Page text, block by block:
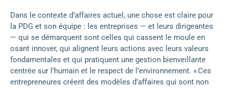
Dans le contexte d’affaires actuel, une chose est claire pour
la PDG et son équipe : les entreprises — et leurs dirigeantes
— qui se démarquent sont celles qui cassent le moule en
osant innover, qui alignent leurs actions avec leurs valeurs
fondamentales et qui pratiquent une gestion bienveillante
centrée sur l’humain et le respect de l’environnement. « Ces
entrepreneures créent des modèles d’affaires qui sont non